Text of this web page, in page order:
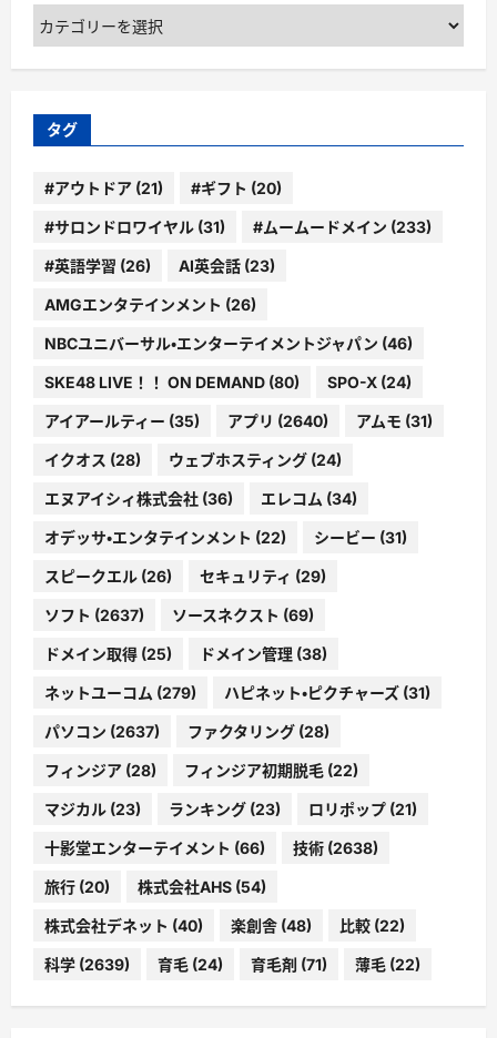
カ
テ
ゴ
ー
タグ
#アウトドア (21) #ギフト (20)
#サロンドロワイヤル (31) #ムームードメイン (233)
#英語学習 (26) AI英会話 (23)
AMGエンタテインメント (26)
NBCユニバーサル・エンターテイメントジャパン (46)
SKE48 LIVE！！ ON DEMAND (80) SPO-X (24)
アイアールティー (35) アプリ (2640) アムモ (31)
イクオス (28) ウェブホスティング (24)
エヌアイシィ株式会社 (36) エレコム (34)
オデッサ・エンタテインメント (22) シービー (31)
スピークエル (26) セキュリティ (29)
ソフト (2637) ソースネクスト (69)
ドメイン取得 (25) ドメイン管理 (38)
ネットユーコム (279) ハピネット・ピクチャーズ (31)
パソコン (2637) ファクタリング (28)
フィンジア (28) フィンジア初期脱毛 (22)
マジカル (23) ランキング (23) ロリポップ (21)
十影堂エンターテイメント (66) 技術 (2638)
旅行 (20) 株式会社AHS (54)
株式会社デネット (40) 楽創舎 (48) 比較 (22)
科学 (2639) 育毛 (24) 育毛剤 (71) 薄毛 (22)